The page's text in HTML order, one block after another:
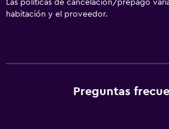
Las políticas de cancelación/prepago
habitación y el proveedor.
Preguntas